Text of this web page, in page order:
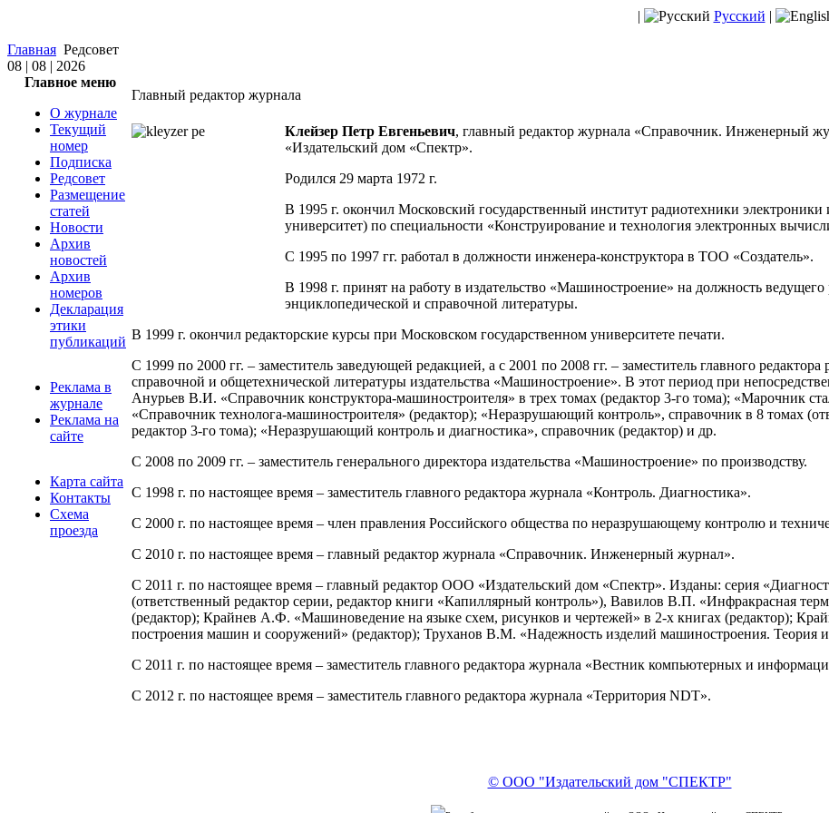
| Русский |
Главная Редсовет
08 | 08 | 2026
Главное меню
О журнале
Текущий
номер
Подписка
Редсовет
Размещение
статей
Новости
Архив
новостей
Архив
номеров
Декларация
этики
публикаций
Реклама в
журнале
Реклама на
сайте
Карта сайта
Контакты
Схема
проезда
Главный редактор журнала
Клейзер Петр Евгеньевич, главный редактор журнала «Справочник. Инженерный
«Издательский дом «Спектр».
Родился 29 марта 1972 г.
В 1995 г. окончил Московский государственный институт радиотехники электроники
университет) по специальности «Конструирование и технология электронных
С 1995 по 1997 гг. работал в должности инженера-конструктора в ТОО «Создатель».
В 1998 г. принят на работу в издательство «Машиностроение» на должность ведущего
энциклопедической и справочной литературы.
В 1999 г. окончил редакторские курсы при Московском государственном университете печати.
С 1999 по 2000 гг. – заместитель заведующей редакцией, а с 2001 по 2008 гг. – заместитель главного
справочной и общетехнической литературы издательства «Машиностроение». В этот период при
Анурьев В.И. «Справочник конструктора-машиностроителя» в трех томах (редактор 3-го тома); «Марочник
«Справочник технолога-машиностроителя» (редактор); «Неразрушающий контроль», справочник в 8 томах
редактор 3-го тома); «Неразрушающий контроль и диагностика», справочник (редактор) и др.
С 2008 по 2009 гг. – заместитель генерального директора издательства «Машиностроение» по производству.
С 1998 г. по настоящее время – заместитель главного редактора журнала «Контроль. Диагностика».
С 2000 г. по настоящее время – член правления Российского общества по неразрушающему контролю и
С 2010 г. по настоящее время – главный редактор журнала «Справочник. Инженерный журнал».
С 2011 г. по настоящее время – главный редактор ООО «Издательский дом «Спектр». Изданы: серия
(ответственный редактор серии, редактор книги «Капиллярный контроль»), Вавилов В.П. «Инфракрасная
(редактор); Крайнев А.Ф. «Машиноведение на языке схем, рисунков и чертежей» в 2-х книгах (редактор);
построения машин и сооружений» (редактор); Труханов В.М. «Надежность изделий машиностроения. Теория и
С 2011 г. по настоящее время – заместитель главного редактора журнала «Вестник компьютерных и
С 2012 г. по настоящее время – заместитель главного редактора журнала «Территория NDT».
© ООО "Издательский дом "СПЕКТР"